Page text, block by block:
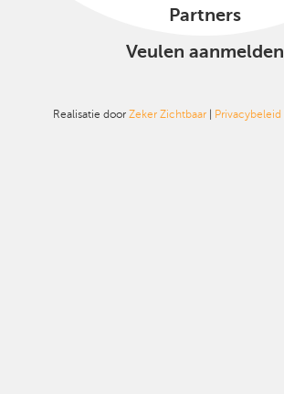
Partners
Veulen aanmelden
Realisatie door Zeker Zichtbaar Privacybeleid